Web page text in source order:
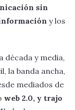
sin
y los
década y media,
la banda ancha,
mediados de
web 2.0, y trajo